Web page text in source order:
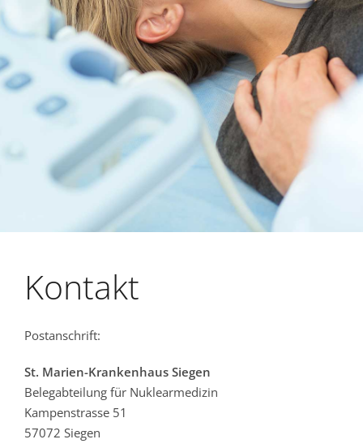
KONTAKT & SERVICE
IM NOTFALL
Kontakt
Postanschrift:
St. Marien-Krankenhaus Siegen
Belegabteilung für Nuklearmedizin
Kampenstrasse 51
57072 Siegen